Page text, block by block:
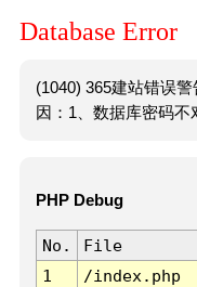
Database Error
(1040) 365建站错误
因：1、数据库密码不
PHP Debug
No. File
1
/index.php